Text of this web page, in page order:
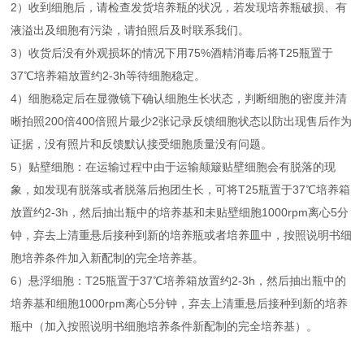
2）收到细胞后，请检查发货培养瓶的状况，若发现培养瓶破损、有
液溢出及细胞有污染，请拍照后及时联系我们。
3）收货后没有外观损坏的情况下用75%酒精消毒后将T25瓶置于
37℃培养箱放置约2-3h等待细胞稳定。
4）细胞稳定后在显微镜下确认细胞生长状态，判断细胞的密度并清
晰拍照200倍400倍照片最少2张记录反馈细胞状态以防出现售后作为
证据，没有照片和反馈默认接受细胞质量没有问题。
5）贴壁细胞：在运输过程中由于运输颠簸贴壁细胞会有脱落的现
象，如发现有脱落或者脱落后抱团生长，可将T25瓶置于37℃培养箱
放置约2-3h，然后抽出瓶中的培养基和未贴壁细胞1000rpm离心5分
钟，弃去上清重悬后接种到新的培养瓶或者培养皿中，按照说明书细
胞培养条件加入新配制的完全培养基。
6）悬浮细胞：T25瓶置于37℃培养箱放置约2-3h，然后抽出瓶中的
培养基和细胞1000rpm离心5分钟，弃去上清重悬后接种到新的培养
瓶中（加入按照说明书细胞培养条件新配制的完全培养基）。